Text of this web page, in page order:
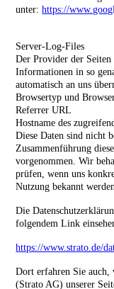
unter:https://
Server-Log-Files
Der Provider der Seiten
Informationen in so
automatisch an uns
Browsertyp und
Referrer URL
Hostname des
Diese Daten sind nicht
Zusammenführung
vorgenommen. Wir
prüfen, wenn uns
Nutzung bekannt
Die
folgendem Link
https://www.strato.de/
Dort erfahren Sie auch,
(Strato AG) unserer